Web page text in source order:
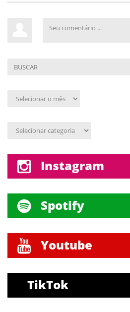
Arquivo
Assunto
Instagram
Spotify
Youtube
TikTok